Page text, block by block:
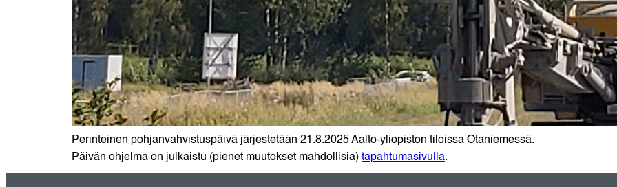
Perinteinen pohjanvahvistuspäivä järjestetään 21.8.2025 Aalto-yliopiston tiloissa Otaniemessä.
Päivän ohjelma on julkaistu (pienet muutokset mahdollisia) tapahtumasivulla.